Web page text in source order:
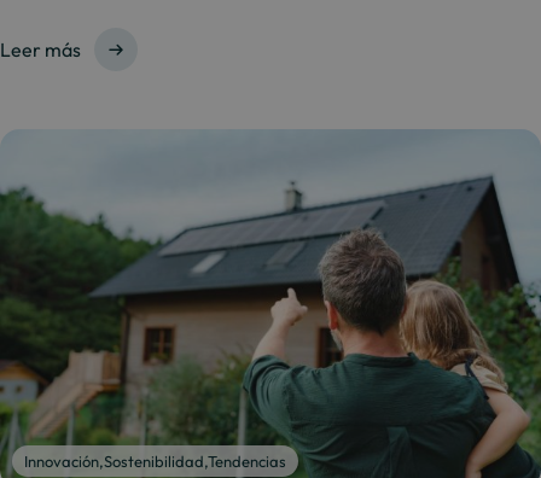
Leer más
Innovación,Sostenibilidad,Tendencias